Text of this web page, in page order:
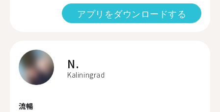
アプリをダウンロードする
N.
Kaliningrad
流暢